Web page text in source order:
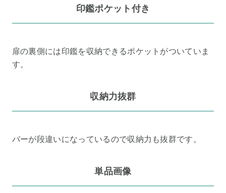
印鑑ポケット付き
扉の裏側には印鑑を収納できるポケットがついていま
す。
収納力抜群
バーが段違いになっているので収納力も抜群です。
単品画像